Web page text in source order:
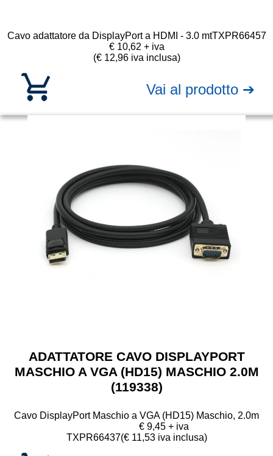
Cavo adattatore da DisplayPort a HDMI - 3.0 mtTXPR66457
€ 10,62 + iva
(€ 12,96 iva inclusa)
Vai al prodotto ➔
ADATTATORE CAVO DISPLAYPORT
MASCHIO A VGA (HD15) MASCHIO 2.0M
(119338)
Cavo DisplayPort Maschio a VGA (HD15) Maschio, 2.0m
TXPR66437
€ 9,45 + iva
(€ 11,53 iva inclusa)